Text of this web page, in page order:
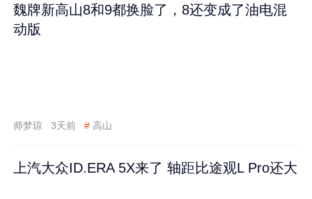
魏牌新高山8和9都换脸了，8还变成了油电混
动版
师梦琼 3天前 # 高山
上汽大众ID.ERA 5X来了 轴距比途观L Pro还大